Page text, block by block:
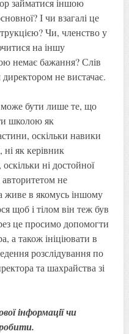
займатися іншою
І чи взагалі це
Чи, членство у
на іншу
немає бажання? Слів
не вистачає.
бути лише те, що
школою як
оскільки навики
ні як керівник
ні достойної
авторитетом не
живе в якомусь іншому
щоб і тілом він теж був
це просимо допомогти
а також ініціювати в
розслідування по
та шахрайства зі
інформації чи